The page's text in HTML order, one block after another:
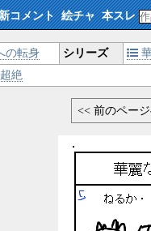
コメント 絵チャ 本スレ
の転身 シリーズ
超絶
<< 前のペー